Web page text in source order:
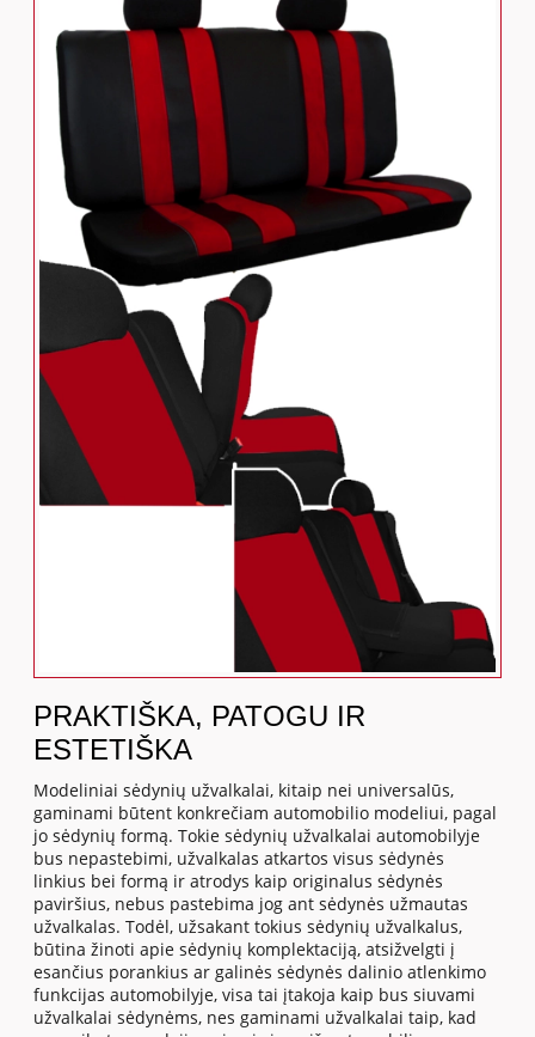
PRAKTIŠKA, PATOGU IR
ESTETIŠKA
Modeliniai sėdynių užvalkalai, kitaip nei universalūs,
gaminami būtent konkrečiam automobilio modeliui, pagal
jo sėdynių formą. Tokie sėdynių užvalkalai automobilyje
bus nepastebimi, užvalkalas atkartos visus sėdynės
linkius bei formą ir atrodys kaip originalus sėdynės
paviršius, nebus pastebima jog ant sėdynės užmautas
užvalkalas. Todėl, užsakant tokius sėdynių užvalkalus,
būtina žinoti apie sėdynių komplektaciją, atsižvelgti į
esančius porankius ar galinės sėdynės dalinio atlenkimo
funkcijas automobilyje, visa tai įtakoja kaip bus siuvami
užvalkalai sėdynėms, nes gaminami užvalkalai taip, kad